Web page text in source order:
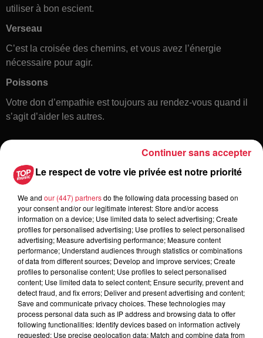
utiliser à bon escient.
Verseau
C’est la croisée des chemins, et vous avez l’énergie
nécessaire pour agir.
Poissons
Votre don d’empathie est toujours au rendez-vous quand il
s’agit d’aider les autres.
Toute l'actu
6 août 2026
À Hoerdt, de l’eau brune sort des
robinets
Le respect de votre vie privée est notre priorité
We and our (447) partnersdo the following data processing based on
your consent and/or our legitimate interest: Store and/or access
information on a device; Use limited data to select advertising; Create
profiles for personalised advertising; Use profiles to select personalised
advertising; Measure advertising performance; Measure content
performance; Understand audiences through statistics or combinations
of data from different sources; Develop and improve services; Create
profiles to personalise content; Use profiles to select personalised
content; Use limited data to select content; Ensure security, prevent and
detect fraud, and fix errors; Deliver and present advertising and content;
Save and communicate privacy choices. These technologies may
process personal data such as IP address and browsing data to offer
following functionalities: Identify devices based on information actively
requested; Use precise geolocation data; Match and combine data from
Continuer sans accepter